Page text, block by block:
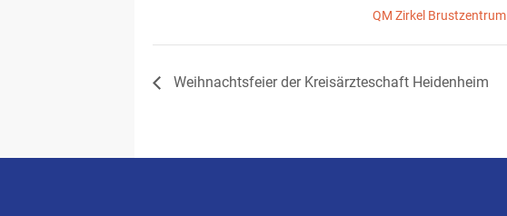
QM Zirkel Brustzentrum
Weihnachtsfeier der Kreisärzteschaft Heidenheim